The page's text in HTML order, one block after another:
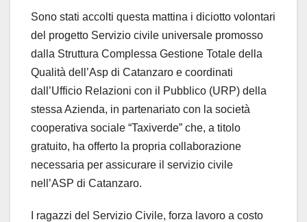
Sono stati accolti questa mattina i diciotto volontari
del progetto Servizio civile universale promosso
dalla Struttura Complessa Gestione Totale della
Qualità dell’Asp di Catanzaro e coordinati
dall’Ufficio Relazioni con il Pubblico (URP) della
stessa Azienda, in partenariato con la società
cooperativa sociale “Taxiverde” che, a titolo
gratuito, ha offerto la propria collaborazione
necessaria per assicurare il servizio civile
nell’ASP di Catanzaro.
I ragazzi del Servizio Civile, forza lavoro a costo